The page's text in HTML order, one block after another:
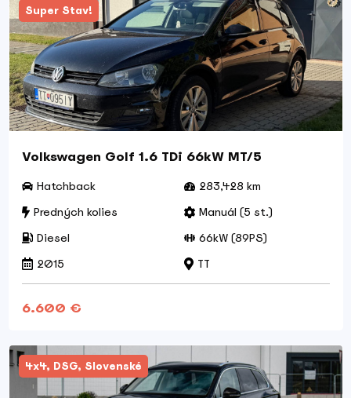
Super Stav!
Volkswagen Golf 1.6 TDi 66kW MT/5
Hatchback
283,428 km
Predných kolies
Manuál (5 st.)
Diesel
66kW (89PS)
2015
TT
6.600 €
4x4, DSG, Slovenské